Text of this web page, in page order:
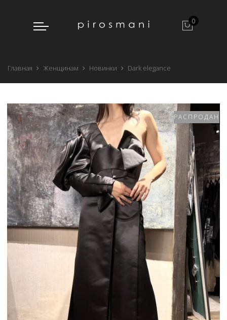
0
Главная Женщинам Новинки Dark elegance
РАСПРОДАНО